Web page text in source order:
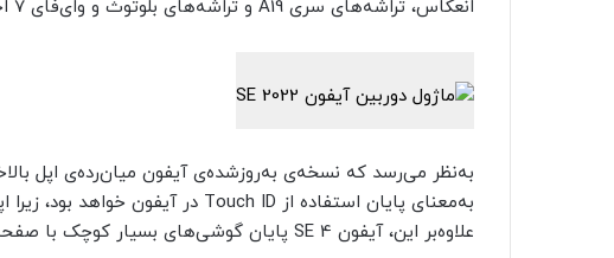
انعکاس، تراشه‌های سری A19 و تراشه‌های بلوتوث و وای‌فای ۷ اختصاصی اپل خواهند بود.
علاوه‌بر این، آیفون SE 4 پایان گوشی‌های بسیار کوچک با صفحه‌نمایش ۴٫۷ اینچ را نوید می‌دهد.